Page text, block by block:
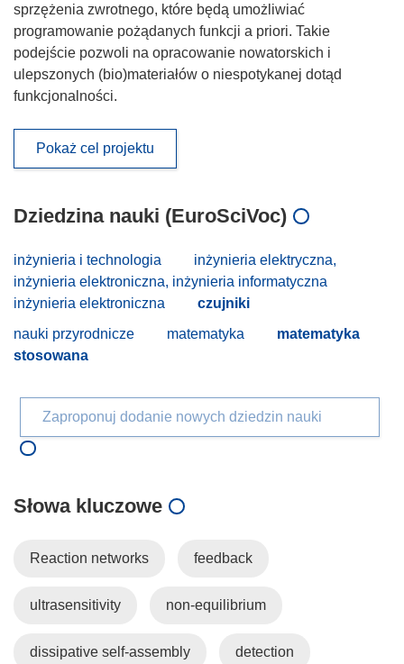
sprzężenia zwrotnego, które będą umożliwiać
programowanie pożądanych funkcji a priori. Takie
podejście pozwoli na opracowanie nowatorskich i
ulepszonych (bio)materiałów o niespotykanej dotąd
funkcjonalności.
Pokaż cel projektu
Dziedzina nauki (EuroSciVoc)
inżynieria i technologia
inżynieria elektryczna,
inżynieria elektroniczna, inżynieria informatyczna
inżynieria elektroniczna
czujniki
nauki przyrodnicze
matematyka
matematyka
stosowana
Zaproponuj dodanie nowych dziedzin nauki
Słowa kluczowe
Reaction networks feedback
ultrasensitivity non-equilibrium
dissipative self-assembly detection